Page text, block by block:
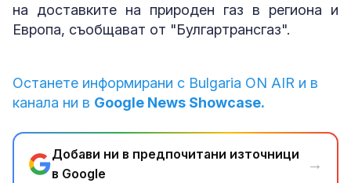
на доставките на природен газ в региона и
Европа, съобщават от "Булгартрансгаз".
Останете информирани с Bulgaria ON AIR и в
канала ни в Google News Showcase.
Добави ни в предпочитани източници
в Google
→